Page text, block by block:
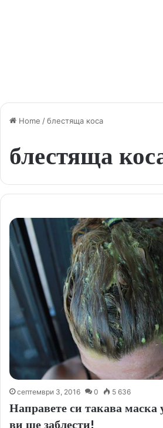
Home /блестяща коса
блестяща
септември 3, 2016 0 5 636
Направете си такава маска
ви ще заблести!